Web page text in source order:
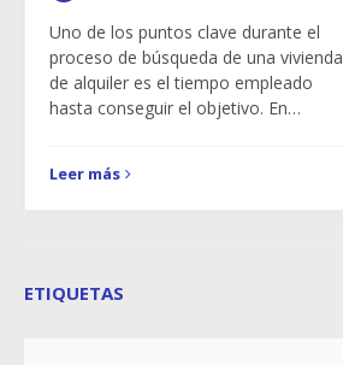
Uno de los puntos clave durante el
proceso de búsqueda de una vivienda
de alquiler es el tiempo empleado
hasta conseguir el objetivo. En…
Leer más
ETIQUETAS